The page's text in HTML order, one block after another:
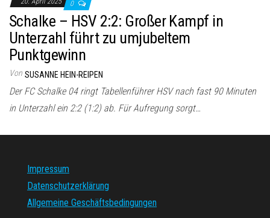
0
Schalke – HSV 2:2: Großer Kampf in
Unterzahl führt zu umjubeltem
Punktgewinn
Von SUSANNE HEIN-REIPEN
Der FC Schalke 04 ringt Tabellenführer HSV nach fast 90 Minuten
in Unterzahl ein 2:2 (1:2) ab. Für Aufregung sorgt…
Impressum
Datenschutzerklärung
Allgemeine Geschäftsbedingungen